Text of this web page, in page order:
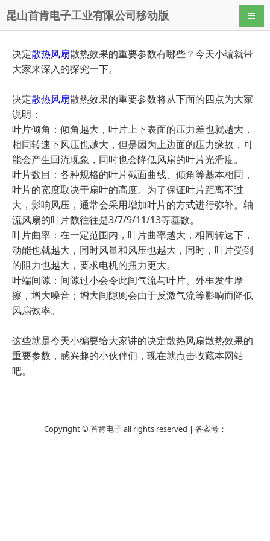
昆山首肯电子工业有限公司移动版 导航
决定散热风扇散热效果的重要参数有哪些？今天小编就带
大家来深入的探究一下。
决定散热风扇散热效果的重要参数将从下面的四点为大家
说明：
叶片倾角：倾角越大，叶片上下表面的压力差也就越大，
相同转速下风压也越大，但是因为上边面的压力缘故，可
能会产生回流现象，同时也会降低风扇的叶片光滑度。
叶片数目：各种规格的叶片截面曲线、倾角等基本相同，
叶片的宽度取决于扇叶的高度。为了保证叶片距离不过
大，影响风压，通常会采用增加叶片的方式进行弥补。轴
流风扇的叶片数往往是3/7/9/11/13等基数。
叶片曲率：在一定范围内，叶片曲率越大，相同转速下，
动能也就越大，同时风量和风压也越大，同时，叶片受到
的阻力也越大，要求电机的扭力更大。
叶端间隙：间隙过小会令此间气流与叶片、外框发生摩
擦，增大噪音；增大间隙则会由于反激气流等影响而降低
风扇效率。
这些就是今天小编要给大家讲的决定散热风扇散热效果的
重要参数，感兴趣的小伙伴们，现在就点击收藏本网站
吧。
Copyright © 首肯电子 all rights reserved | 备案号：